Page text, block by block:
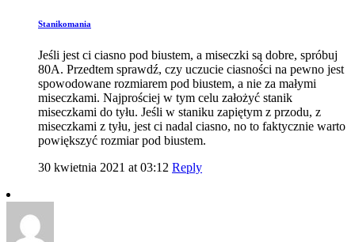
Stanikomania
Jeśli jest ci ciasno pod biustem, a miseczki są dobre, spróbuj
80A. Przedtem sprawdź, czy uczucie ciasności na pewno jest
spowodowane rozmiarem pod biustem, a nie za małymi
miseczkami. Najprościej w tym celu założyć stanik
miseczkami do tyłu. Jeśli w staniku zapiętym z przodu, z
miseczkami z tyłu, jest ci nadal ciasno, no to faktycznie warto
powiększyć rozmiar pod biustem.
30 kwietnia 2021 at 03:12 Reply